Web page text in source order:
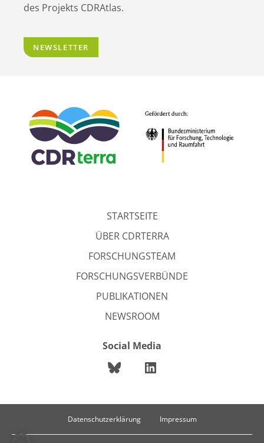
STARTSEITE
ÜBER CDRTERRA
FORSCHUNGSTEAM
FORSCHUNGSVERBÜNDE
PUBLIKATIONEN
NEWSROOM
Social Media
des Projekts CDRAtlas.
NEWSLETTER
Datenschutzerklärung Impressum